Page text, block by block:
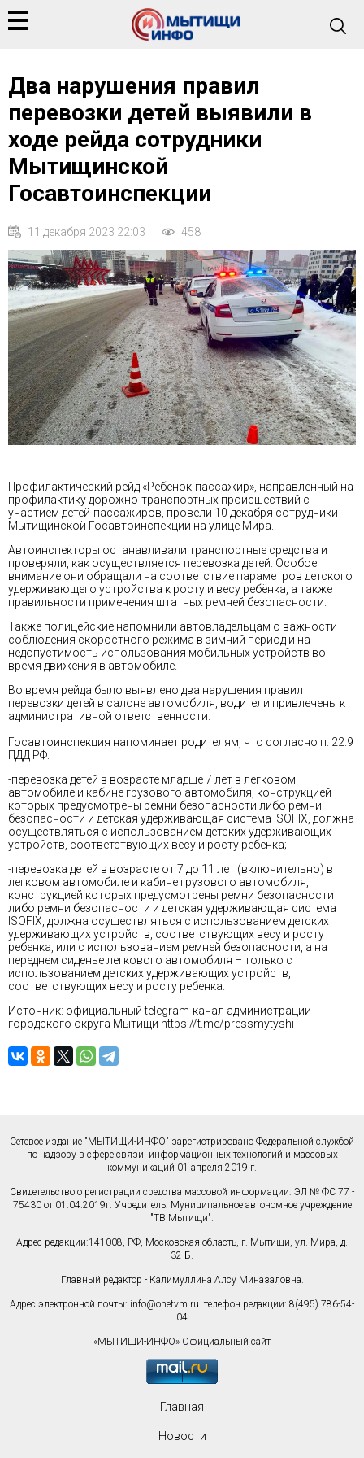
Два нарушения правил
перевозки детей выявили в
ходе рейда сотрудники
Мытищинской
Госавтоинспекции
11 декабря 2023 22:03 458
Профилактический рейд «Ребенок-пассажир», направленный на
профилактику дорожно-транспортных происшествий с
участием детей-пассажиров, провели 10 декабря сотрудники
Мытищинской Госавтоинспекции на улице Мира.
Автоинспекторы останавливали транспортные средства и
проверяли, как осуществляется перевозка детей. Особое
внимание они обращали на соответствие параметров детского
удерживающего устройства к росту и весу ребёнка, а также
правильности применения штатных ремней безопасности.
Также полицейские напомнили автовладельцам о важности
соблюдения скоростного режима в зимний период и на
недопустимость использования мобильных устройств во
время движения в автомобиле.
Во время рейда было выявлено два нарушения правил
перевозки детей в салоне автомобиля, водители привлечены к
административной ответственности.
Госавтоинспекция напоминает родителям, что согласно п. 22.9
ПДД РФ:
-перевозка детей в возрасте младше 7 лет в легковом
автомобиле и кабине грузового автомобиля, конструкцией
которых предусмотрены ремни безопасности либо ремни
безопасности и детская удерживающая система ISOFIX, должна
осуществляться с использованием детских удерживающих
устройств, соответствующих весу и росту ребенка;
-перевозка детей в возрасте от 7 до 11 лет (включительно) в
легковом автомобиле и кабине грузового автомобиля,
конструкцией которых предусмотрены ремни безопасности
либо ремни безопасности и детская удерживающая система
ISOFIX, должна осуществляться с использованием детских
удерживающих устройств, соответствующих весу и росту
ребенка, или с использованием ремней безопасности, а на
переднем сиденье легкового автомобиля – только с
использованием детских удерживающих устройств,
соответствующих весу и росту ребенка.
Источник: официальный telegram-канал администрации
городского округа Мытищи https://t.me/pressmytyshi
Сетевое издание "МЫТИЩИ-ИНФО" зарегистрировано Федеральной службой
по надзору в сфере связи, информационных технологий и массовых
коммуникаций 01 апреля 2019 г.
Свидетельство о регистрации средства массовой информации: ЭЛ № ФС 77 -
75430 от 01.04.2019г. Учредитель: Муниципальное автономное учреждение
"ТВ Мытищи".
Адрес редакции:141008, РФ, Московская область, г. Мытищи, ул. Мира, д.
32 Б.
Главный редактор - Калимуллина Алсу Миназаловна.
Адрес электронной почты: info@onetvm.ru. телефон редакции: 8(495) 786-54-
04
«МЫТИЩИ-ИНФО» Официальный сайт
Главная
Новости